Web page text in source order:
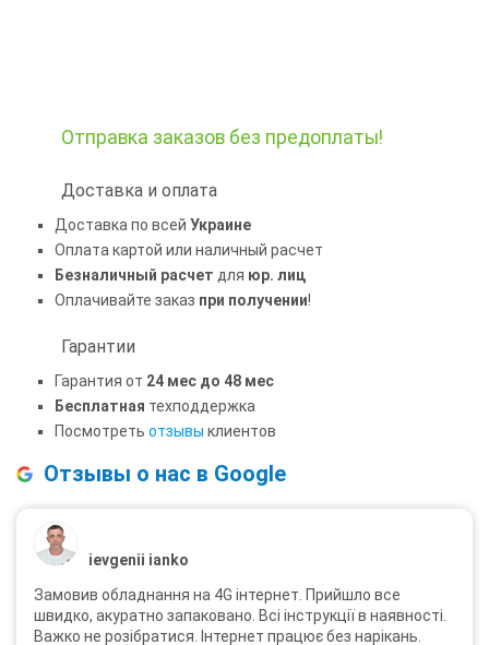
Отправка заказов без предоплаты!
Доставка и оплата
Доставка по всей Украине
Оплата картой или наличный расчет
Безналичный расчет для юр. лиц
Оплачивайте заказ при получении!
Гарантии
Гарантия от 24 мес до 48 мес
Бесплатная техподдержка
Посмотреть отзывы клиентов
Отзывы о нас в Google
ievgenii ianko
Замовив обладнання на 4G інтернет. Прийшло все
швидко, акуратно запаковано. Всі інструкції в наявності.
Важко не розібратися. Інтернет працює без нарікань.